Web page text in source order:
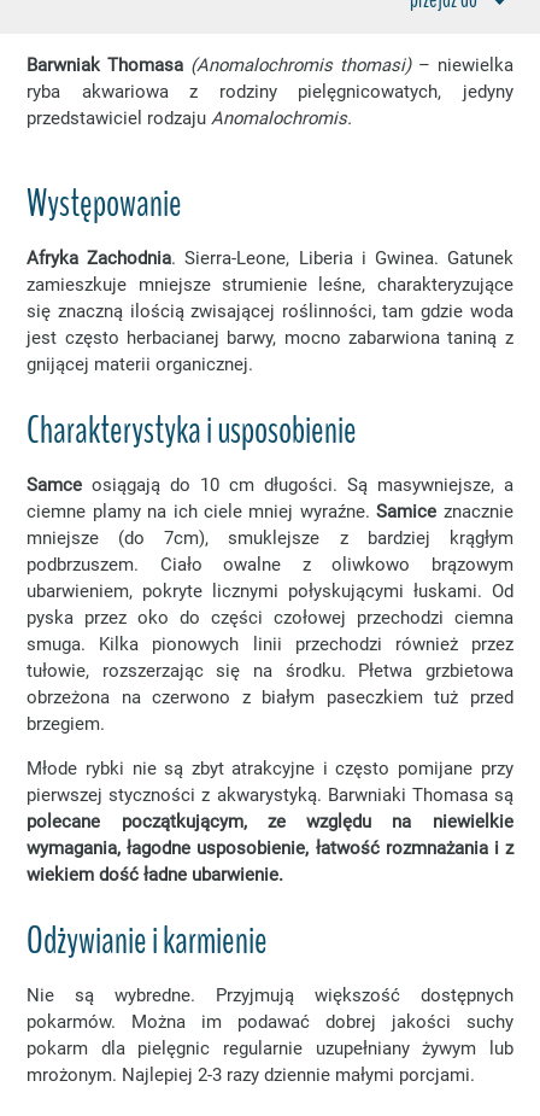
Barwniak Thomasa (Anomalochromis thomasi)– niewielka
ryba akwariowa z rodziny pielęgnicowatych, jedyny
przedstawiciel rodzajuAnomalochromis.
Występowanie
Afryka Zachodnia. Sierra-Leone, Liberia i Gwinea. Gatunek
zamieszkuje mniejsze strumienie leśne, charakteryzujące
się znaczną ilością zwisającej roślinności, tam gdzie woda
jest często herbacianej barwy, mocno zabarwiona taniną z
gnijącej materii organicznej.
Charakterystyka i usposobienie
Samce osiągają do 10 cm długości. Są masywniejsze, a
ciemne plamy na ich ciele mniej wyraźne.Samice znacznie
mniejsze (do 7cm), smuklejsze z bardziej krągłym
podbrzuszem. Ciało owalne z oliwkowo brązowym
ubarwieniem, pokryte licznymi połyskującymi łuskami. Od
pyska przez oko do części czołowej przechodzi ciemna
smuga. Kilka pionowych linii przechodzi również przez
tułowie, rozszerzając się na środku. Płetwa grzbietowa
obrzeżona na czerwono z białym paseczkiem tuż przed
brzegiem.
Młode rybki nie są zbyt atrakcyjne i często pomijane przy
pierwszej styczności z akwarystyką. Barwniaki Thomasa są
polecane początkującym, ze względu na niewielkie
wymagania, łagodne usposobienie, łatwość rozmnażania i z
wiekiem dość ładne ubarwienie.
Odżywianie i karmienie
Nie są wybredne. Przyjmują większość dostępnych
pokarmów. Można im podawać dobrej jakości suchy
pokarm dla pielęgnic regularnie uzupełniany żywym lub
mrożonym. Najlepiej 2-3 razy dziennie małymi porcjami.